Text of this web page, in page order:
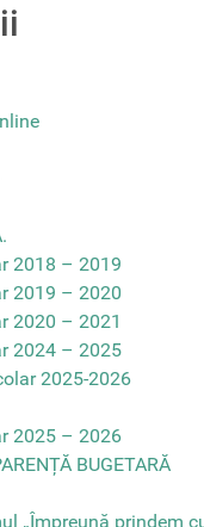
2018 – 2019
2019 – 2020
2020 – 2021
2024 – 2025
2025-2026
2025 – 2026
BUGETARĂ
„Împreună prindem